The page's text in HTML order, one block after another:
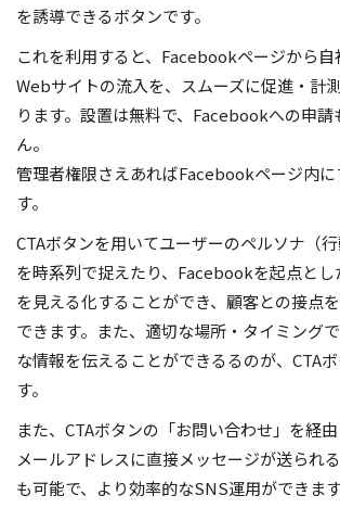
を誘導できるボタンです。
これを利用すると、Facebookページから自
Webサイトの流入を、スムーズに促進・計
ります。設置は無料で、Facebookへの申請
ん。
管理者権限さえあればFacebookページ内に
す。
CTAボタンを用いてユーザーのペルソナ（行
を時系列で捉えたり、Facebookを起点とし
を見える化することができ、顧客との接点
できます。また、適切な場所・タイミング
な情報を伝えることができるるのが、CTA
す。
また、CTAボタンの「お問い合わせ」を経
メールアドレスに直接メッセージが送られ
も可能で、より効率的なSNS運用ができます